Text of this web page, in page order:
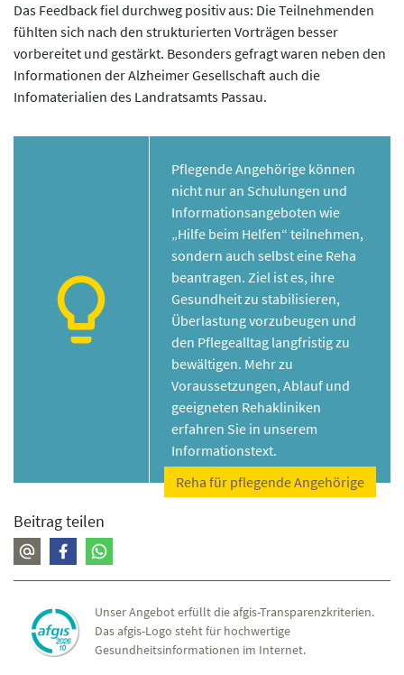
Das Feedback fiel durchweg positiv aus: Die Teilnehmenden
fühlten sich nach den strukturierten Vorträgen besser
vorbereitet und gestärkt. Besonders gefragt waren neben den
Informationen der Alzheimer Gesellschaft auch die
Infomaterialien des Landratsamts Passau.
Pflegende Angehörige können
nicht nur an Schulungen und
Informationsangeboten wie
„Hilfe beim Helfen“ teilnehmen,
sondern auch selbst eine Reha
beantragen. Ziel ist es, ihre
Gesundheit zu stabilisieren,
Überlastung vorzubeugen und
den Pflegealltag langfristig zu
bewältigen. Mehr zu
Voraussetzungen, Ablauf und
geeigneten Rehakliniken
erfahren Sie in unserem
Informationstext.
Reha für pflegende Angehörige
Beitrag teilen
Unser Angebot erfüllt die afgis-Transparenzkriterien.
Das afgis-Logo steht für hochwertige
Gesundheitsinformationen im Internet.